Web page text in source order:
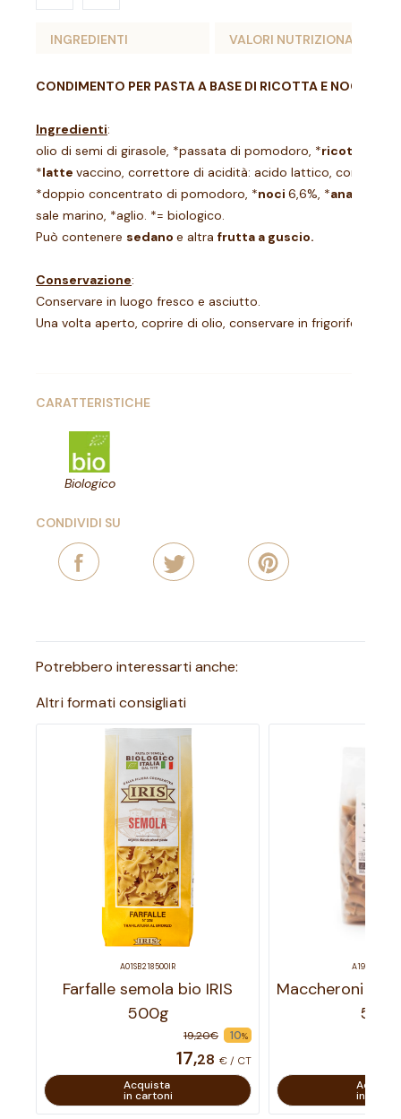
INGREDIENTI VALORI NUTRIZIONALI
CONDIMENTO PER PASTA A BASE DI RICOTTA E NOCI,
Ingredienti:
olio di semi di girasole, *passata di pomodoro, *ricotta
*latte vaccino, correttore di acidità: acido lattico,
*doppio concentrato di pomodoro, *noci 6,6%, *anacardi
sale marino, *aglio. *= biologico.
Può contenere sedano e altra frutta a guscio.
Conservazione:
Conservare in luogo fresco e asciutto.
Una volta aperto, coprire di olio, conservare in frigorifero e
CARATTERISTICHE
Biologico
CONDIVIDI SU
Potrebbero interessarti anche:
Altri formati consigliati
A01SB218500IR
Farfalle semola bio IRIS
500g
19,20€ 10%
17,28 € / CT
Acquista
in cartoni
Maccheroni
500g
in